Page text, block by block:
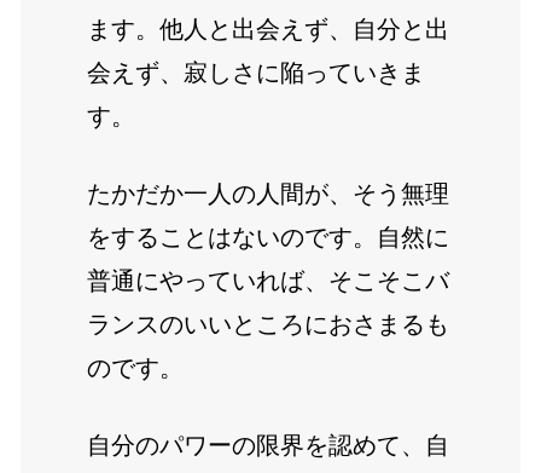
ます。他人と出会えず、自分と出
会えず、寂しさに陥っていきま
す。
たかだか一人の人間が、そう無理
をすることはないのです。自然に
普通にやっていれば、そこそこバ
ランスのいいところにおさまるも
のです。
自分のパワーの限界を認めて、自